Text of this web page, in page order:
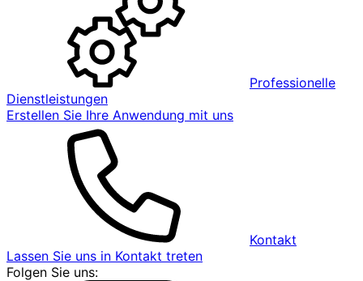
Professionelle
Dienstleistungen
Erstellen Sie Ihre Anwendung mit uns
Kontakt
Lassen Sie uns in Kontakt treten
Folgen Sie uns: